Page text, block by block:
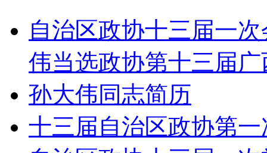
自治区政协十三届一
伟当选政协第十三届
孙大伟同志简历
十三届自治区政协第